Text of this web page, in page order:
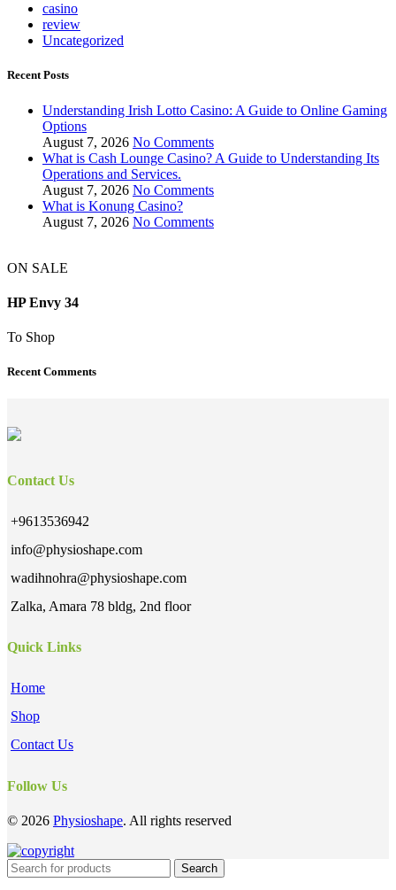
casino
review
Uncategorized
Recent Posts
Understanding Irish Lotto Casino: A Guide to Online Gaming
Options
August 7, 2026 No Comments
What is Cash Lounge Casino? A Guide to Understanding Its
Operations and Services.
August 7, 2026 No Comments
What is Konung Casino?
August 7, 2026 No Comments
ON SALE
HP Envy 34
To Shop
Recent Comments
Contact Us
+9613536942
info@physioshape.com
wadihnohra@physioshape.com
Zalka, Amara 78 bldg, 2nd floor
Quick Links
Home
Shop
Contact Us
Follow Us
© 2026 Physioshape. All rights reserved
Search